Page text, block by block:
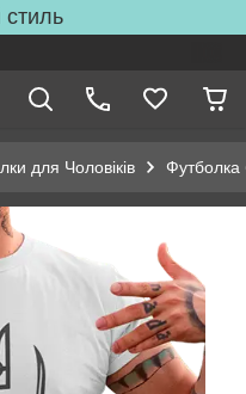
стиль
для Чоловіків